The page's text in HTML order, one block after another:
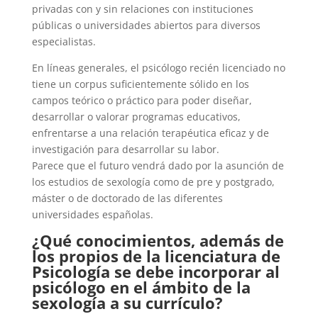
privadas con y sin relaciones con instituciones
públicas o universidades abiertos para diversos
especialistas.
En líneas generales, el psicólogo recién licenciado no
tiene un corpus suficientemente sólido en los
campos teórico o práctico para poder diseñar,
desarrollar o valorar programas educativos,
enfrentarse a una relación terapéutica eficaz y de
investigación para desarrollar su labor.
Parece que el futuro vendrá dado por la asunción de
los estudios de sexología como de pre y postgrado,
máster o de doctorado de las diferentes
universidades españolas.
¿Qué conocimientos, además de
los propios de la licenciatura de
Psicología se debe incorporar al
psicólogo en el ámbito de la
sexología a su currículo?